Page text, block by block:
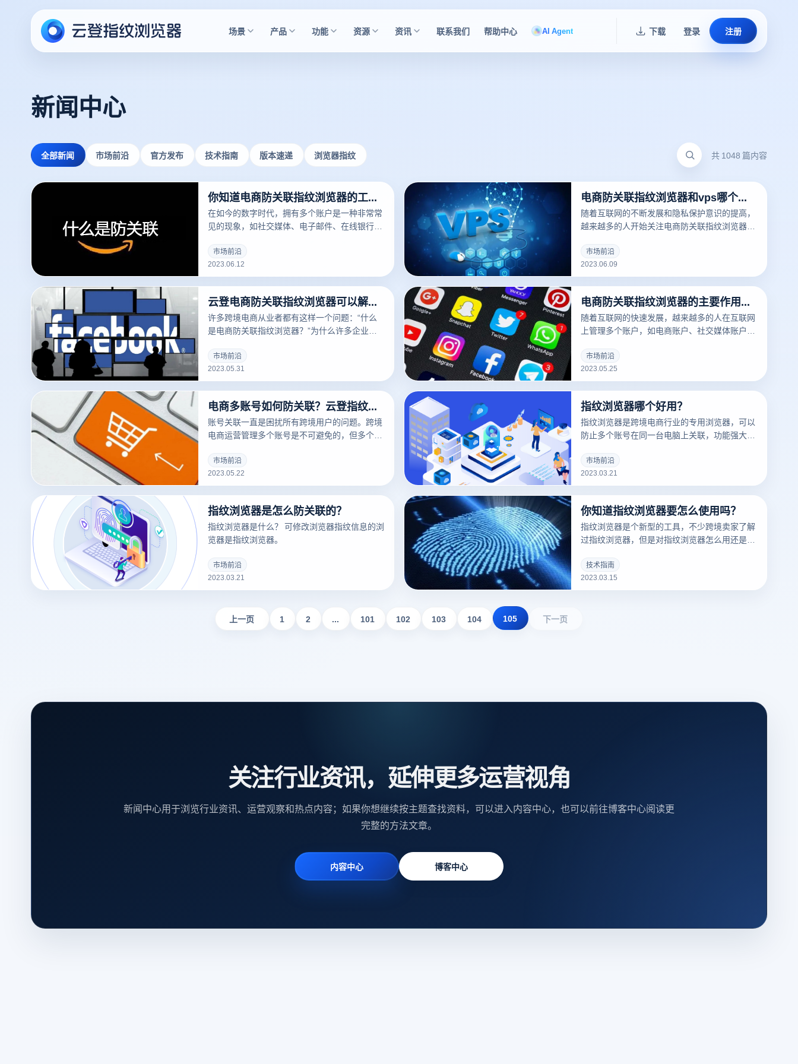
场景 产品 功能 资源 资讯 联系我们 帮助中心 AI Agent 下载 登录 注册
新闻中心
全部新闻 市场前沿 官方发布 技术指南 版本速递 浏览器指纹 共 1048 篇内容
你知道电商防关联指纹浏览器的工作原理吗？
在如今的数字时代，拥有多个账户是一种非常常
见的现象，如社交媒体、电子邮件、在线银行账
系，因此有必要采取措施来保护用户的隐私和安
全。本文将讨论如何防止多个账号之间的关联
市场前沿
2023.06.12
电商防关联指纹浏览器和vps哪个好用
随着互联网的不断发展和隐私保护意识的提高，
越来越多的人开始关注电商防关联指纹浏览器的
指纹信息会导致多个账户的关联，所以为了防止
多个账户的关联，许多用户会选择一些工具和软
件来防止关联，如vps、指纹浏览器等，那么电
市场前沿
2023.06.09
云登电商防关联指纹浏览器可以解决注册账号和养号难题吗
许多跨境电商从业者都有这样一个问题：“什么
是电商防关联指纹浏览器？”为什么许多企业选
市场前沿
2023.05.31
电商防关联指纹浏览器的主要作用是什么？
随着互联网的快速发展，越来越多的人在互联网
上管理多个账户，如电商账户、社交媒体账户、
通浏览器通常会出现一些问题。例如，共享浏览
器cookie和浏览历史记录等信息，很容易导致帐
户关联并产生安全问题。目前，云登指纹浏览器
市场前沿
2023.05.25
电商多账号如何防关联？云登指纹浏览器可以做到
账号关联一直是困扰所有跨境用户的问题。跨境
电商运营管理多个账号是不可避免的，但多个账
处罚。如何避免运营多个账号时的账号关联？云
登电商防关联指纹浏览器来告诉大家
市场前沿
2023.05.22
指纹浏览器哪个好用？
指纹浏览器是跨境电商行业的专用浏览器，可以
防止多个账号在同一台电脑上关联，功能强大，
览器，但是指纹浏览器哪个好用呢？
市场前沿
2023.03.21
指纹浏览器是怎么防关联的？
指纹浏览器是什么？ 可修改浏览器指纹信息的浏
览器是指纹浏览器。
市场前沿
2023.03.21
你知道指纹浏览器要怎么使用吗？
指纹浏览器是个新型的工具，不少跨境卖家了解
过指纹浏览器，但是对指纹浏览器怎么用还是有
是一款可以修改网络指纹的浏览器。因为我们每
个账号登录电脑都会留下我们的指纹信息，通过
这些指纹信息可以识别用户的身份信息，从而用
技术指南
2023.03.15
上一页 1 2 ... 101 102 103 104 105 下一页
关注行业资讯，延伸更多运营视角
新闻中心用于浏览行业资讯、运营观察和热点内容；如果你想继续按主题查找资料，可以进入内容中心，也可以前往博客中心阅读更
完整的方法文章。
内容中心 博客中心